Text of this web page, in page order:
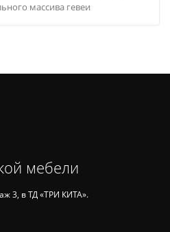
массива гевеи
мебели
3, в ТД «ТРИ КИТА».